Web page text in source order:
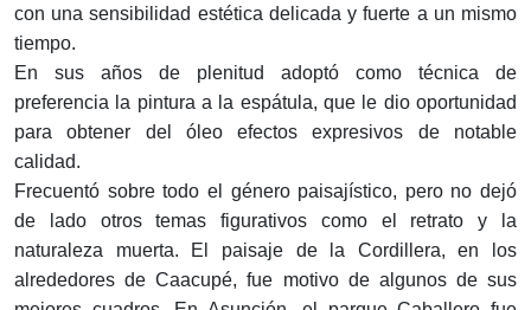
con una sensibilidad estética delicada y fuerte a un mismo
tiempo.
En sus años de plenitud adoptó como técnica de
preferencia la pintura a la espátula, que le dio oportunidad
para obtener del óleo efectos expresivos de notable
calidad.
Frecuentó sobre todo el género paisajístico, pero no dejó
de lado otros temas figurativos como el retrato y la
naturaleza muerta. El paisaje de la Cordillera, en los
alrededores de Caacupé, fue motivo de algunos de sus